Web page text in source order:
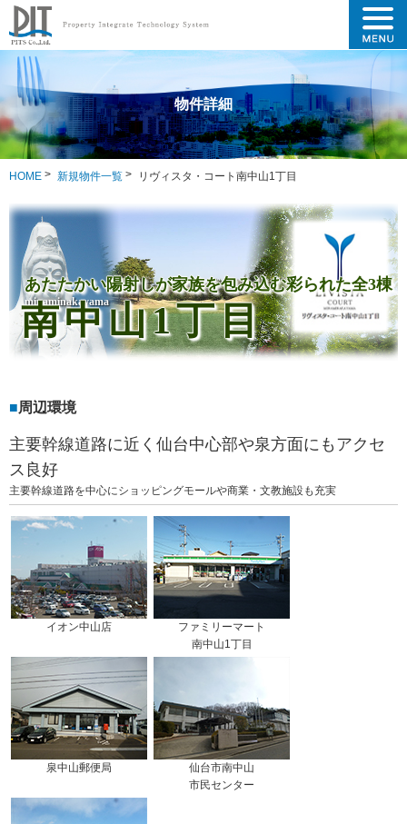
物件詳細
HOME 新規物件一覧 リヴィスタ・コート南中山1丁目
あたたかい陽射しが家族を包み込む彩られた全3棟
minaminakayama
南中山1丁目
周辺環境
主要幹線道路に近く仙台中心部や泉方面にもアクセ
ス良好
主要幹線道路を中心にショッピングモールや商業・文教施設も充実
イオン中山店
ファミリーマート
南中山1丁目
泉中山郵便局
仙台市南中山
市民センター